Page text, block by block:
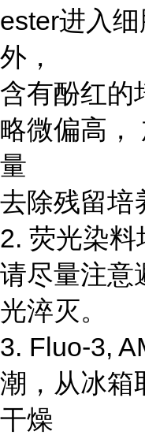
ester进入
外，
含有酚红的
略微偏高，
量
去除残留培
2. 荧光染料
请尽量注意
光淬灭。
3. Fluo-3,
潮，从冰箱
干燥